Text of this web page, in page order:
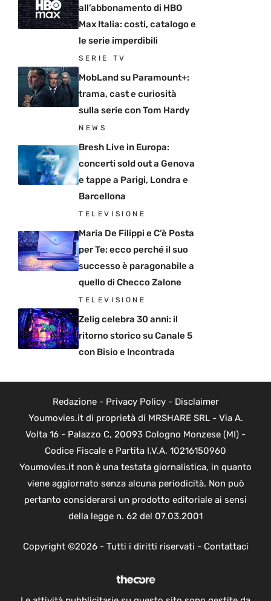
all’abbonamento di HBO
Max Italia: costi, catalogo e
le serie imperdibili
SERIE TV
MobLand su Paramount+:
trama, cast e curiosità
sulla serie con Tom Hardy
NEWS
Bresh Live in Europa:
concerti sold out a Genova
e tappe a Parigi, Londra e
Barcellona
TELEVISIONE
Maria De Filippi e C’è Posta
per Te: ecco perché il suo
successo è paragonabile a
quello di Checco Zalone
TELEVISIONE
Zelig celebra 30 anni: il
ritorno storico su Canale 5
con Bisio e Incontrada
Redazione- Privacy Policy- Disclaimer
Youmovies.it di proprietà di MRSHARE SRL - Via A.
Volta 16 - Palazzo C, 20093 Cologno Monzese (MI) -
Codice Fiscale e Partita I.V.A. 10216150960
Youmovies.it non è una testata giornalistica, in quanto
viene aggiornato senza alcuna periodicità. Non può
pertanto considerarsi un prodotto editoriale ai sensi
della legge n. 62 del 07.03.2001
Copyright ©2026 - Tutti i diritti riservati - Contattaci